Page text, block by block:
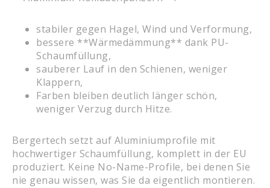
stabiler gegen Hagel, Wind und Verformung,
bessere **Wärmedämmung** dank PU-
Schaumfüllung,
sauberer Lauf in den Schienen, weniger
Klappern,
Farben bleiben deutlich länger schön,
weniger Verzug durch Hitze.
Bergertech setzt auf Aluminiumprofile mit
hochwertiger Schaumfüllung, komplett in der EU
produziert. Keine No-Name-Profile, bei denen Sie
nie genau wissen, was Sie da eigentlich montieren.